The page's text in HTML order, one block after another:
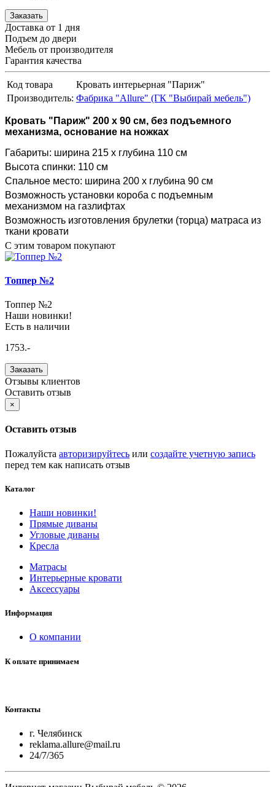
Заказать
Доставка от 1 дня
Подъем до двери
Мебель от производителя
Гарантия качества
Код товара
Кровать интерьерная "Париж"
Производитель: Фабрика "Allure" (ГК "Выбирай мебель")
Кровать "Париж" 200 х 90 см, без подъемного
механизма, основание на ножках
Габариты: ширина 215 х глубина 110 см
Высота спинки: 110 см
Спальное место: ширина 200 х глубина 90 см
Возможность установки короба с подъемным
механизмом на газлифтах
Возможность изготовления брулетки (торца) матраса из
ткани кровати
С этим товаром покупают
Топпер №2
Топпер №2
Наши новинки!
Есть в наличии
1753.-
Заказать
Отзывы клиентов
Оставить отзыв
×
Оставить отзыв
Пожалуйста авторизируйтесь или создайте учетную запись
перед тем как написать отзыв
Каталог
Наши новинки!
Прямые диваны
Угловые диваны
Кресла
Матрасы
Интерьерные кровати
Аксессуары
Информация
О компании
К оплате принимаем
Контакты
г. Челябинск
reklama.allure@mail.ru
24/7/365